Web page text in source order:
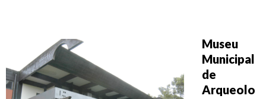
Museu
Municipal
de
Arqueolo